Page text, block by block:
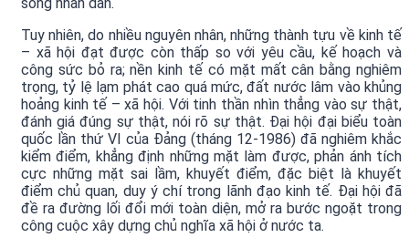
Tuy nhiên, do nhiều nguyên nhân, những thành tựu về kinh tế
– xã hội đạt được còn thấp so với yêu cầu, kế hoạch và
công sức bỏ ra; nền kinh tế có mặt mất cân bằng nghiêm
trọng, tỷ lệ lạm phát cao quá mức, đất nước lâm vào khủng
hoảng kinh tế – xã hội. Với tinh thần nhìn thẳng vào sự thật,
đánh giá đúng sự thật, nói rõ sự thật. Đại hội đại biểu toàn
quốc lần thứ VI của Đảng (tháng 12-1986) đã nghiêm khắc
kiểm điểm, khẳng định những mặt làm được, phản ánh tích
cực những mặt sai lầm, khuyết điểm, đặc biệt là khuyết
điểm chủ quan, duy ý chí trong lãnh đạo kinh tế. Đại hội đã
đề ra đường lối đổi mới toàn diện, mở ra bước ngoặt trong
công cuộc xây dựng chủ nghĩa xã hội ở nước ta.